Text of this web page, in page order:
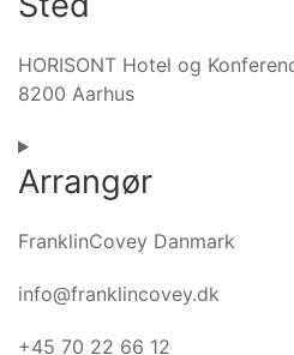
HORISONT Hotel og
8200 Aarhus
Arrangør
FranklinCovey Danmark
info@franklincovey.dk
+45 70 22 66 12